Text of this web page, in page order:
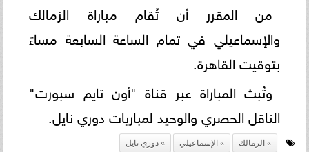
من المقرر أن تُقام مباراة الزمالك
والإسماعيلي في تمام الساعة السابعة مساءً
بتوقيت القاهرة.
وتُبث المباراة عبر قناة "أون تايم سبورت"
الناقل الحصري والوحيد لمباريات دوري نايل.
الزمالك الإسماعيلي دوري نايل